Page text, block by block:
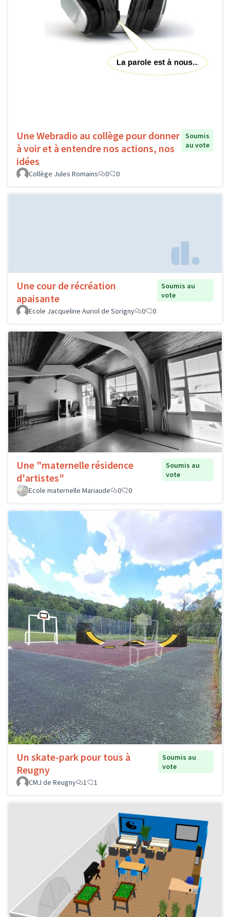
Une Webradio au collège pour donner
à voir et à entendre nos actions, nos
idées
Soumis
au vote
Collège Jules Romains 0 0
Une cour de récréation
apaisante
Soumis au
vote
Ecole Jacqueline Auriol de Sorigny
0 0
Une "maternelle résidence
d'artistes"
Soumis au
vote
Ecole maternelle Mariaude
0 0
Un skate-park pour tous à
Reugny
Soumis au
vote
CMJ de Reugny
1 1